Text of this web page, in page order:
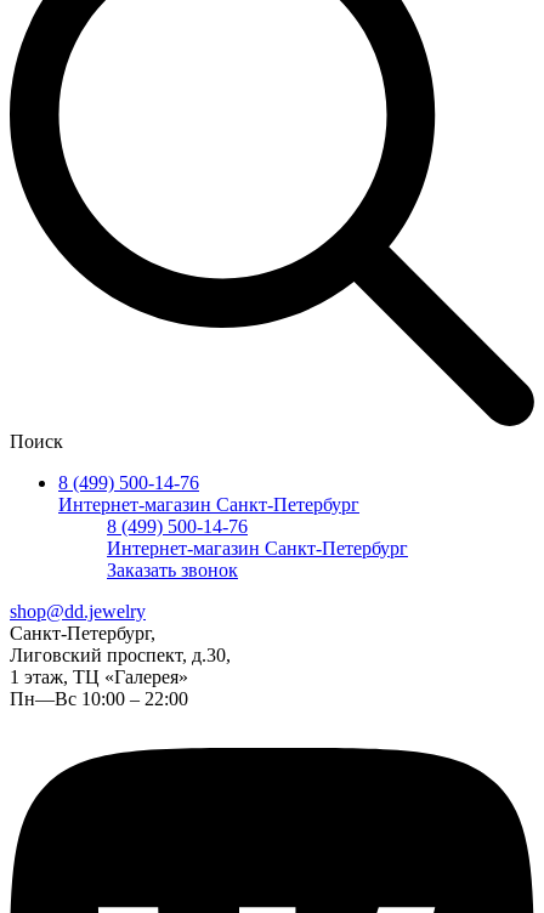
Поиск
8 (499) 500-14-76
Интернет-магазин Санкт-Петербург
8 (499) 500-14-76
Интернет-магазин Санкт-Петербург
Заказать звонок
shop@dd.jewelry
Санкт-Петербург,
Лиговский проспект, д.30,
1 этаж, ТЦ «Галерея»
Пн—Вс 10:00 – 22:00